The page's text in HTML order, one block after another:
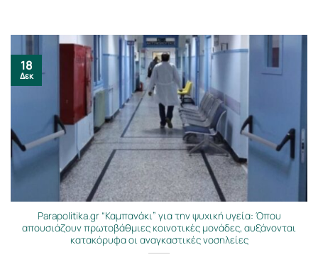
Parapolitika.gr “Καμπανάκι” για την ψυχική υγεία: Όπου
απουσιάζουν πρωτοβάθμιες κοινοτικές μονάδες, αυξάνονται
κατακόρυφα οι αναγκαστικές νοσηλείες
18
Δεκ